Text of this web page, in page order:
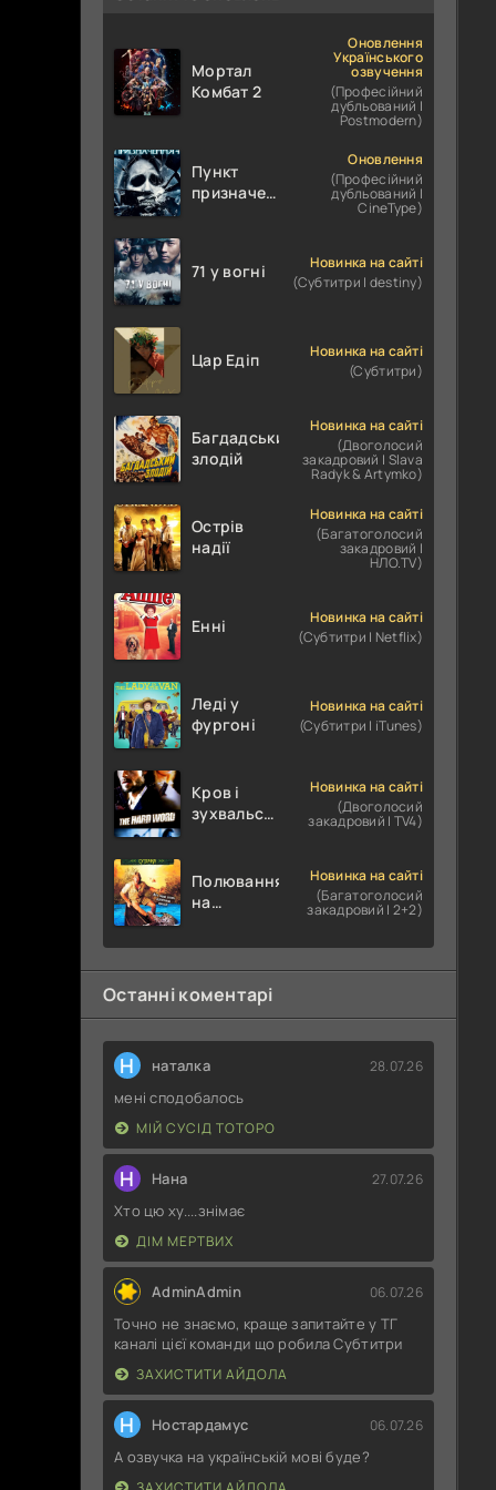
Мортал
Комбат 2
Оновлення
Українського
озвучення
(Професійний
дубльований |
Postmodern)
Пункт
призначення
Оновлення
(Професійний
дубльований |
CineType)
71 у вогні
Новинка на сайті
(Субтитри | destiny)
Цар Едіп
Новинка на сайті
(Субтитри)
Багдадський
злодій
Новинка на сайті
(Двоголосий
закадровий | Slava
Radyk & Artymko)
Острів
надії
Новинка на сайті
(Багатоголосий
закадровий |
НЛО.TV)
Енні
Новинка на сайті
(Субтитри | Netflix)
Леді у
фургоні
Новинка на сайті
(Субтитри | iTunes)
Кров і
зухвальство
Новинка на сайті
(Двоголосий
закадровий | TV4)
Полювання
на
Сутичка
Новинка на сайті
(Багатоголосий
закадровий | 2+2)
Останні коментарі
Н наталка 28.07.26
мені сподобалось
МІЙ СУСІД ТОТОРО
Н Нана 27.07.26
Хто цю ху....знімає
ДІМ МЕРТВИХ
AdminAdmin 06.07.26
Точно не знаємо, краще запитайте у ТГ
каналі цієї команди що робила Субтитри
ЗАХИСТИТИ АЙДОЛА
Н Ностардамус 06.07.26
А озвучка на українській мові буде?